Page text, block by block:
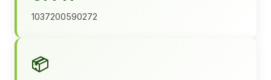
1037200590272
📦